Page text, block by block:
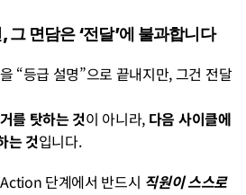
그 면담은 ‘전달’에 불과합니다
를 탓하는 것이 아니라, 다음 사이클에
는 것입니다.
단계에서 반드시
직원이 스스로